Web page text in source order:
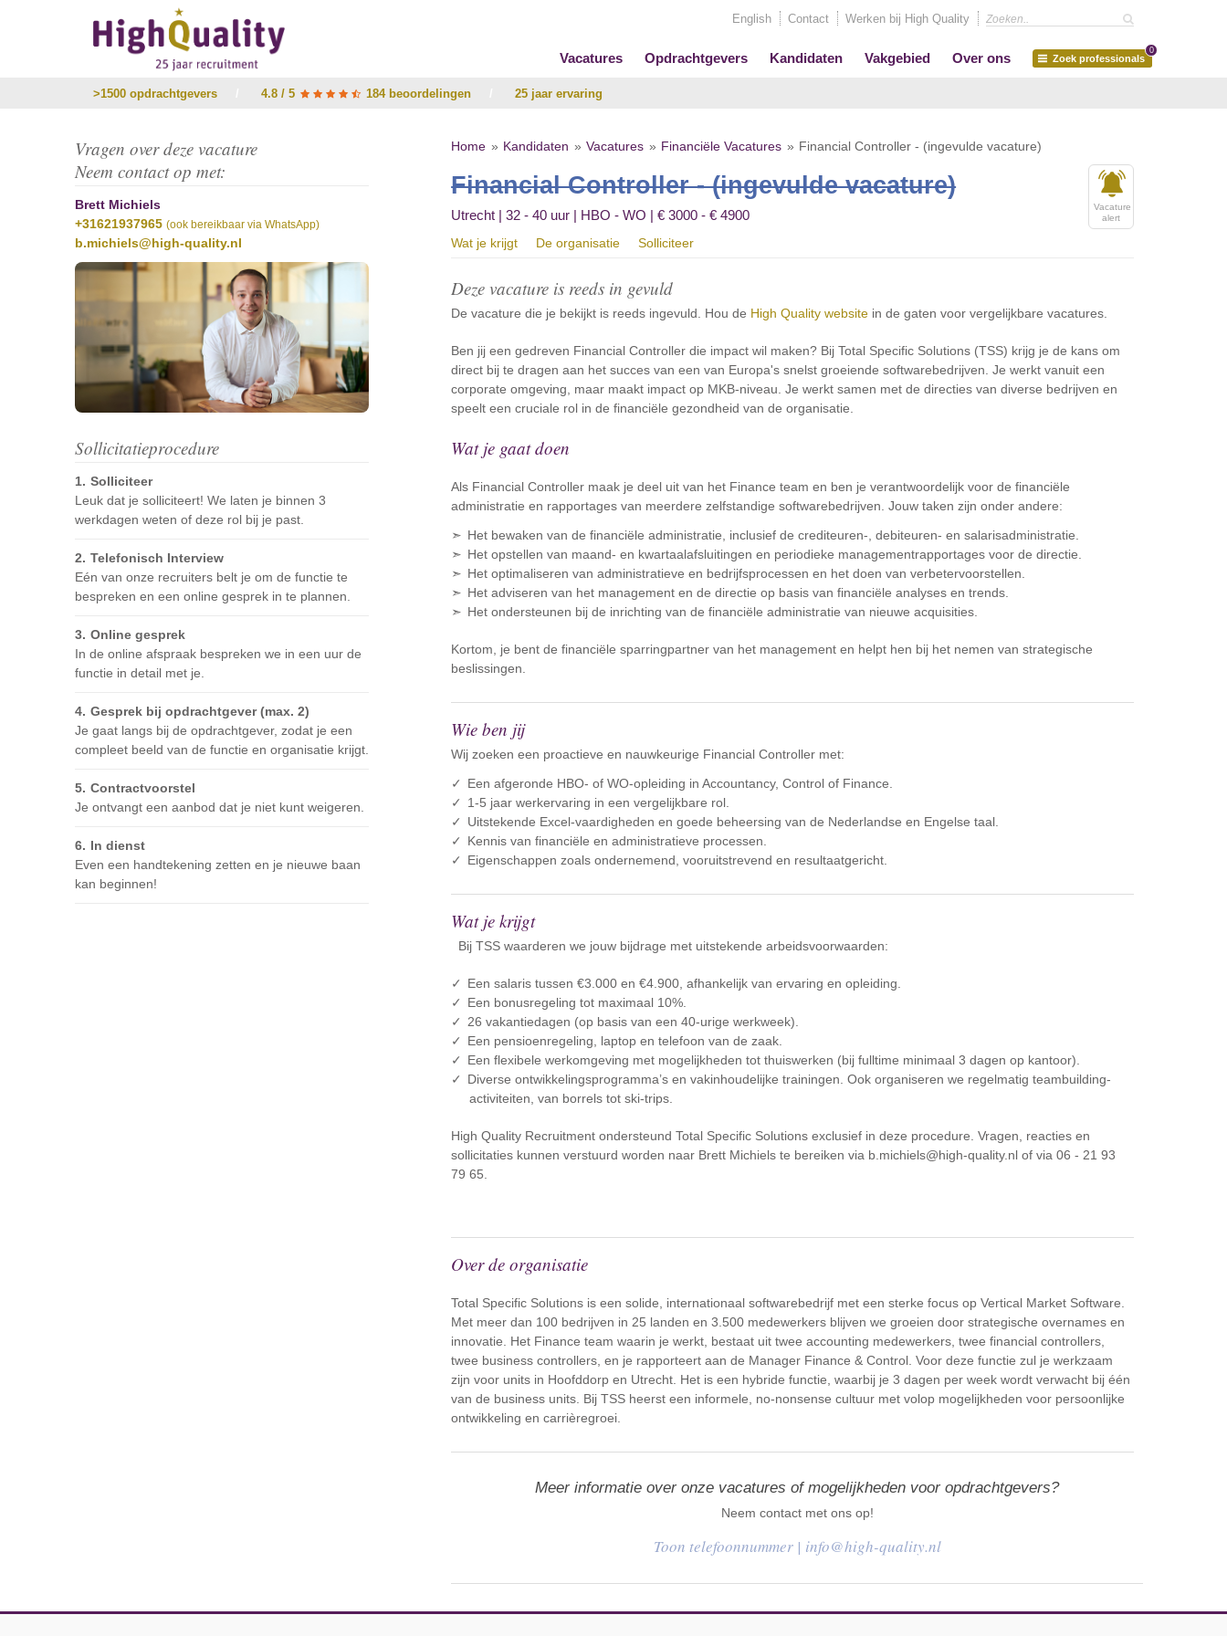
English Contact Werken bij High Quality
Vacatures Opdrachtgevers Kandidaten Vakgebied Over ons Zoek professionals
0
>1500 opdrachtgevers 4.8 / 5 184 beoordelingen 25 jaar ervaring
Vragen over deze vacature
Neem contact op met:
Brett Michiels
+31621937965 (ook bereikbaar via WhatsApp)
b.michiels@high-quality.nl
Sollicitatieprocedure
Solliciteer
Leuk dat je solliciteert! We laten je binnen 3
werkdagen weten of deze rol bij je past.
Telefonisch Interview
Eén van onze recruiters belt je om de functie te
bespreken en een online gesprek in te plannen.
Online gesprek
In de online afspraak bespreken we in een uur de
functie in detail met je.
Gesprek bij opdrachtgever (max. 2)
Je gaat langs bij de opdrachtgever, zodat je een
compleet beeld van de functie en organisatie krijgt.
Contractvoorstel
Je ontvangt een aanbod dat je niet kunt weigeren.
In dienst
Even een handtekening zetten en je nieuwe baan
kan beginnen!
Home Kandidaten Vacatures Financiële Vacatures Financial Controller - (ingevulde vacature)
Financial Controller - (ingevulde vacature)
Vacature
alert
Utrecht | 32 - 40 uur | HBO - WO | € 3000 - € 4900
Wat je krijgt De organisatie Solliciteer
Deze vacature is reeds in gevuld
De vacature die je bekijkt is reeds ingevuld. Hou de High Quality website in de gaten voor vergelijkbare vacatures.
Ben jij een gedreven Financial Controller die impact wil maken? Bij Total Specific Solutions (TSS) krijg je de kans om
direct bij te dragen aan het succes van een van Europa's snelst groeiende softwarebedrijven. Je werkt vanuit een
corporate omgeving, maar maakt impact op MKB-niveau. Je werkt samen met de directies van diverse bedrijven en
speelt een cruciale rol in de financiële gezondheid van de organisatie.
Wat je gaat doen
Als Financial Controller maak je deel uit van het Finance team en ben je verantwoordelijk voor de financiële
administratie en rapportages van meerdere zelfstandige softwarebedrijven. Jouw taken zijn onder andere:
Het bewaken van de financiële administratie, inclusief de crediteuren-, debiteuren- en salarisadministratie.
Het opstellen van maand- en kwartaalafsluitingen en periodieke managementrapportages voor de directie.
Het optimaliseren van administratieve en bedrijfsprocessen en het doen van verbetervoorstellen.
Het adviseren van het management en de directie op basis van financiële analyses en trends.
Het ondersteunen bij de inrichting van de financiële administratie van nieuwe acquisities.
Kortom, je bent de financiële sparringpartner van het management en helpt hen bij het nemen van strategische
beslissingen.
Wie ben jij
Wij zoeken een proactieve en nauwkeurige Financial Controller met:
Een afgeronde HBO- of WO-opleiding in Accountancy, Control of Finance.
1-5 jaar werkervaring in een vergelijkbare rol.
Uitstekende Excel-vaardigheden en goede beheersing van de Nederlandse en Engelse taal.
Kennis van financiële en administratieve processen.
Eigenschappen zoals ondernemend, vooruitstrevend en resultaatgericht.
Wat je krijgt
Bij TSS waarderen we jouw bijdrage met uitstekende arbeidsvoorwaarden:
Een salaris tussen €3.000 en €4.900, afhankelijk van ervaring en opleiding.
Een bonusregeling tot maximaal 10%.
26 vakantiedagen (op basis van een 40-urige werkweek).
Een pensioenregeling, laptop en telefoon van de zaak.
Een flexibele werkomgeving met mogelijkheden tot thuiswerken (bij fulltime minimaal 3 dagen op kantoor).
Diverse ontwikkelingsprogramma’s en vakinhoudelijke trainingen. Ook organiseren we regelmatig teambuilding-
activiteiten, van borrels tot ski-trips.
High Quality Recruitment ondersteund Total Specific Solutions exclusief in deze procedure. Vragen, reacties en
sollicitaties kunnen verstuurd worden naar Brett Michiels te bereiken via b.michiels@high-quality.nl of via 06 - 21 93
79 65.
Over de organisatie
Total Specific Solutions is een solide, internationaal softwarebedrijf met een sterke focus op Vertical Market Software.
Met meer dan 100 bedrijven in 25 landen en 3.500 medewerkers blijven we groeien door strategische overnames en
innovatie. Het Finance team waarin je werkt, bestaat uit twee accounting medewerkers, twee financial controllers,
twee business controllers, en je rapporteert aan de Manager Finance & Control. Voor deze functie zul je werkzaam
zijn voor units in Hoofddorp en Utrecht. Het is een hybride functie, waarbij je 3 dagen per week wordt verwacht bij één
van de business units. Bij TSS heerst een informele, no-nonsense cultuur met volop mogelijkheden voor persoonlijke
ontwikkeling en carrièregroei.
Meer informatie over onze vacatures of mogelijkheden voor opdrachtgevers?
Neem contact met ons op!
| info@high-quality.nl